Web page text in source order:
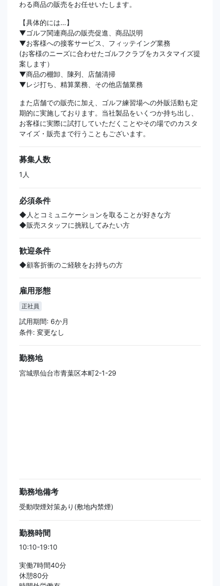
わる商品の販売をお任せいたします。
【具体的には…】
▼ゴルフ関連商品の販売促進、商品説明
▼お客様への接客サービス、フィッテイング業務
(お客様のニーズに合わせたゴルフクラブをカスタマイズ提
案します）
▼商品の棚卸、陳列、店舗清掃
▼レジ打ち、精算業務、その他店舗業務
また店舗での販売に加え、ゴルフ練習場への外販活動も定
期的に実施しております。当社製品をいくつか持ち出し、
お客様に実際に試打していただくことやその場でのカスタ
マイズ・販売まで行うこともございます。
募集人数
1人
必須条件
◆人とコミュニケーションを取ることが好きな方
◆販売スタッフに挑戦してみたい方
歓迎条件
◆顧客折衝のご経験をお持ちの方
雇用形態
正社員
試用期間: 6か月
条件: 変更なし
勤務地
宮城県仙台市青葉区本町2-1-29
勤務地備考
受動喫煙対策あり(敷地内禁煙)
勤務時間
10:10-19:10
実働7時間40分
休憩80分